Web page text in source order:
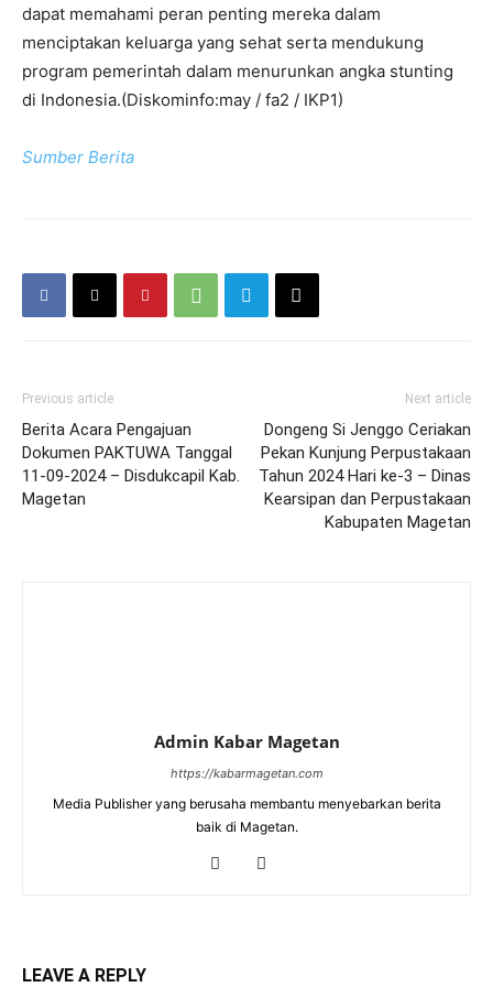
dapat memahami peran penting mereka dalam
menciptakan keluarga yang sehat serta mendukung
program pemerintah dalam menurunkan angka stunting
di Indonesia.(Diskominfo:may / fa2 / IKP1)
Sumber Berita
Previous article
Berita Acara Pengajuan
Dokumen PAKTUWA Tanggal
11-09-2024 – Disdukcapil Kab.
Magetan
Next article
Dongeng Si Jenggo Ceriakan
Pekan Kunjung Perpustakaan
Tahun 2024 Hari ke-3 – Dinas
Kearsipan dan Perpustakaan
Kabupaten Magetan
Admin Kabar Magetan
https://kabarmagetan.com
Media Publisher yang berusaha membantu menyebarkan berita
baik di Magetan.
LEAVE A REPLY